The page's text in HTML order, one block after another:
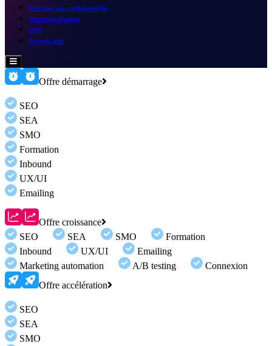
Politique de confidentialité
Mentions légales
CGV
Plan du site
Hamburger
Toggle
Menu
Offre démarrage
SEO
SEA
SMO
Formation
Inbound
UX/UI
Emailing
Offre croissance
SEO
SEA SMO
Formation
Inbound
UX/UI
Emailing
Marketing automation
A/B testing
Connexion
Offre accélération
SEO
SEA
SMO